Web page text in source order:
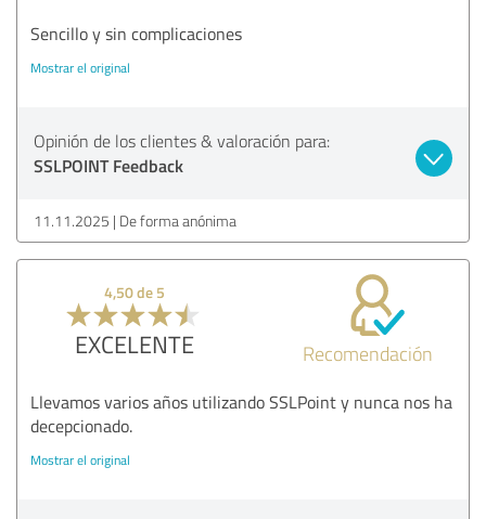
Sencillo y sin complicaciones
Mostrar el original
Opinión de los clientes & valoración para:
SSLPOINT Feedback
11.11.2025 De forma anónima
4,50 de 5
EXCELENTE Recomendación
Llevamos varios años utilizando SSLPoint y nunca nos ha
decepcionado.
Mostrar el original